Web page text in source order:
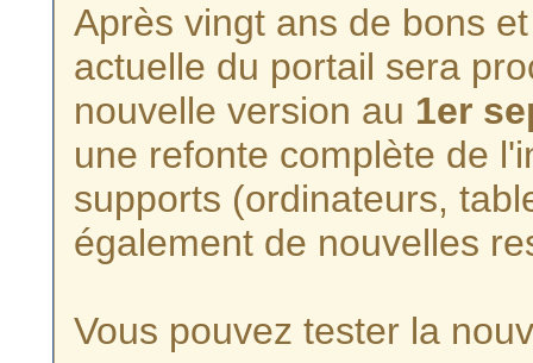
Après vingt ans de bons
actuelle du portail sera
nouvelle version au 1er
une refonte complète de
supports (ordinateurs,
également de nouvelles
Vous pouvez tester la